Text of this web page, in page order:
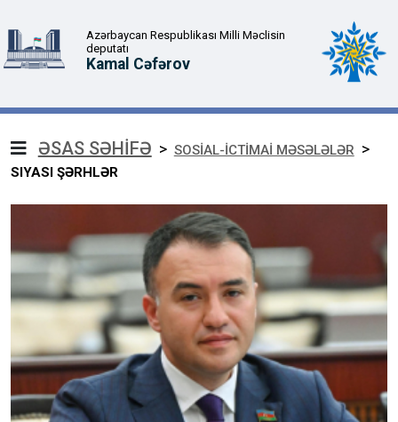
Azərbaycan Respublikası Milli Məclisin
deputatı
Kamal Cəfərov
ƏSAS SƏHİFƏ > SOSİAL-İCTİMAİ MƏSƏLƏLƏR >
SIYASI ŞƏRHLƏR